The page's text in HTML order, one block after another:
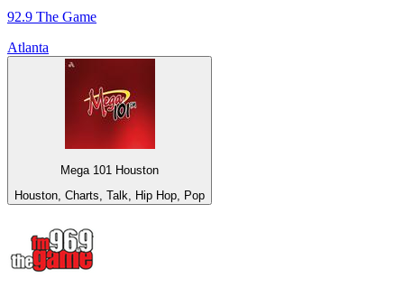
92.9 The Game
Atlanta
Mega 101 Houston
Houston, Charts, Talk, Hip Hop, Pop